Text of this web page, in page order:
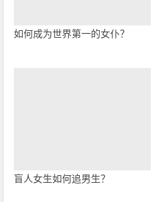
如何成为世界第一的女仆？
盲人女生如何追男生？